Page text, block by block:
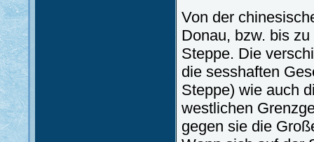
Von der
Donau, bzw. bis
Steppe. Die
die sesshaften
Steppe) wie auch
westlichen
gegen sie die